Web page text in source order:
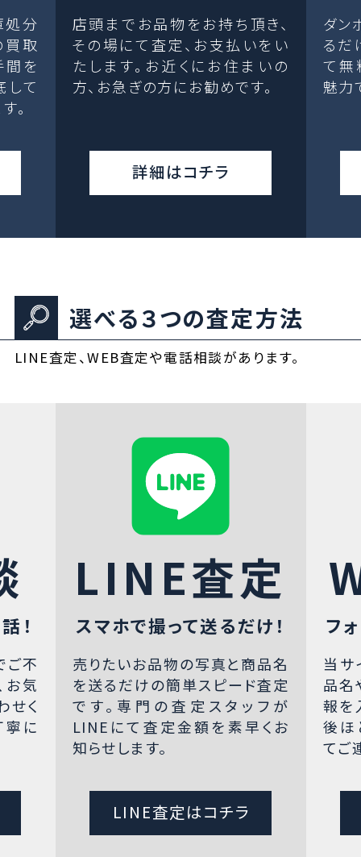
処分
取
間を
して
。
店頭までお品物をお持ち頂き、
その場にて査定、お支払いをい
たします。お近くにお住まいの
方、お急ぎの方にお勧めです。
詳細はコチラ
ダン
るだ
て無
魅力
選べる３つの査定方法
LINE査定、WEB査定や電話相談があります。
！
ご不
お気
せく
寧に
LINE査定
スマホで撮って送るだけ！
売りたいお品物の写真と商品名
を送るだけの簡単スピード査定
です。専門の査定スタッフが
LINEにて査定金額を素早くお
知らせします。
LINE査定はコチラ
フ
当サ
品名
報を
後ほ
てご